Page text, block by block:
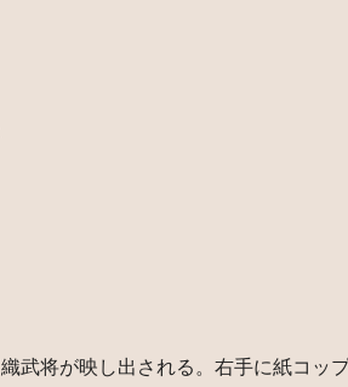
武将が映し出される。右手に紙コッ